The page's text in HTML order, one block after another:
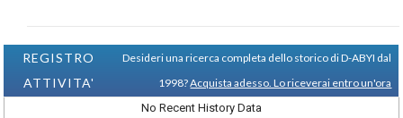
REGISTRO
ATTIVITA'
Desideri una ricerca completa dello storico di D-ABYI dal
1998?Acquista adesso. Lo riceverai entro un'ora
No Recent History Data